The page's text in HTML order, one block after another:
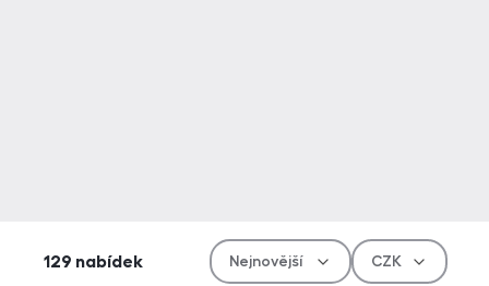
129 nabídek
Měna